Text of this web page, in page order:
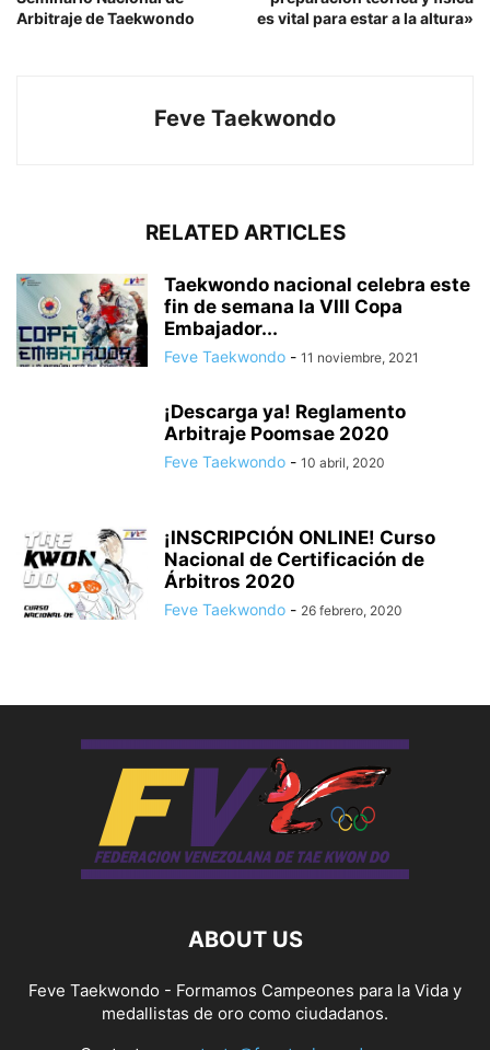
Arbitraje de Taekwondo
es vital para estar a la altura»
Feve Taekwondo
RELATED ARTICLES
Taekwondo nacional celebra este
fin de semana la VIII Copa
Embajador...
Feve Taekwondo - 11 noviembre, 2021
¡Descarga ya! Reglamento
Arbitraje Poomsae 2020
Feve Taekwondo - 10 abril, 2020
¡INSCRIPCIÓN ONLINE! Curso
Nacional de Certificación de
Árbitros 2020
Feve Taekwondo - 26 febrero, 2020
ABOUT US
Feve Taekwondo - Formamos Campeones para la Vida y
medallistas de oro como ciudadanos.